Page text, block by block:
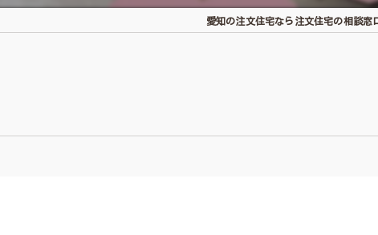
愛知の注文住宅なら注文住宅の相談窓